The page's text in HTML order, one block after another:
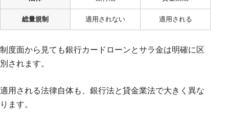
総量規制 適用されない 適用される
制度面から見ても銀行カードローンとサラ金は明確に区
別されます。
適用される法律自体も、銀行法と貸金業法で大きく異な
ります。